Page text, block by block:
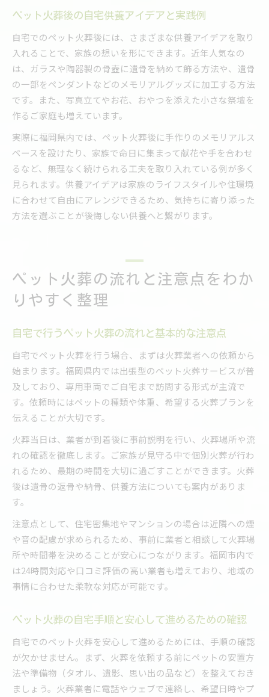
ペット火葬後の自宅供養アイデアと実践例
自宅でのペット火葬後には、さまざまな供養アイデアを取り
入れることで、家族の想いを形にできます。近年人気なの
は、ガラスや陶器製の骨壺に遺骨を納めて飾る方法や、遺骨
の一部をペンダントなどのメモリアルグッズに加工する方法
です。また、写真立てやお花、おやつを添えた小さな祭壇を
作るご家庭も増えています。
実際に福岡県内では、ペット火葬後に手作りのメモリアルス
ペースを設けたり、家族で命日に集まって献花や手を合わせ
るなど、無理なく続けられる工夫を取り入れている例が多く
見られます。供養アイデアは家族のライフスタイルや住環境
に合わせて自由にアレンジできるため、気持ちに寄り添った
方法を選ぶことが後悔しない供養へと繋がります。
ペット火葬の流れと注意点をわか
りやすく整理
自宅で行うペット火葬の流れと基本的な注意点
自宅でペット火葬を行う場合、まずは火葬業者への依頼から
始まります。福岡県内では出張型のペット火葬サービスが普
及しており、専用車両でご自宅まで訪問する形式が主流で
す。依頼時にはペットの種類や体重、希望する火葬プランを
伝えることが大切です。
火葬当日は、業者が到着後に事前説明を行い、火葬場所や流
れの確認を徹底します。ご家族が見守る中で個別火葬が行わ
れるため、最期の時間を大切に過ごすことができます。火葬
後は遺骨の返骨や納骨、供養方法についても案内がありま
す。
注意点として、住宅密集地やマンションの場合は近隣への煙
や音の配慮が求められるため、事前に業者と相談して火葬場
所や時間帯を決めることが安心につながります。福岡市内で
は24時間対応や口コミ評価の高い業者も増えており、地域の
事情に合わせた柔軟な対応が可能です。
ペット火葬の自宅手順と安心して進めるための確認
自宅でのペット火葬を安心して進めるためには、手順の確認
が欠かせません。まず、火葬を依頼する前にペットの安置方
法や準備物（タオル、遺影、思い出の品など）を整えておき
ましょう。火葬業者に電話やウェブで連絡し、希望日時やプ